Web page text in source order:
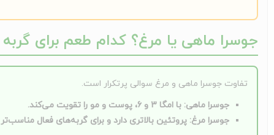
جوسرا ماهی یا مرغ؟ کدام طعم برای
تفاوت جوسرا ماهی و مرغ سوالی پرتکرار است.
جوسرا ماهی: با امگا 3 و 6، پوست و مو را تقویت می‌کند.
جوسرا مرغ: پروتئین بالاتری دارد و برای گربه‌های فعال